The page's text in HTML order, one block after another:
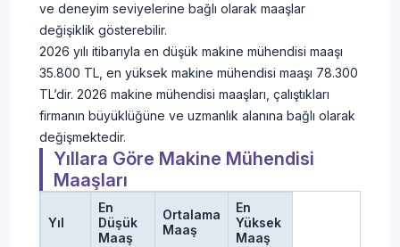
ve deneyim seviyelerine bağlı olarak maaşlar
değişiklik gösterebilir.
2026 yılı itibarıyla en düşük makine mühendisi maaşı
35.800 TL, en yüksek makine mühendisi maaşı 78.300
TL’dir. 2026 makine mühendisi maaşları, çalıştıkları
firmanın büyüklüğüne ve uzmanlık alanına bağlı olarak
değişmektedir.
Yıllara Göre Makine Mühendisi
Maaşları
Yıl
En
Düşük
Maaş
Ortalama
Maaş
En
Yüksek
Maaş